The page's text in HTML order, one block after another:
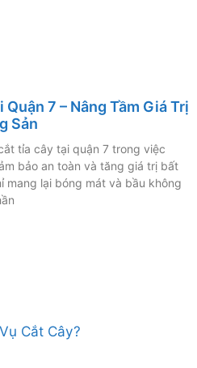
7 – Nâng Tầm Giá Trị
Sản
tỉa cây tại quận 7 trong việc
bảo an toàn và tăng giá trị bất
mang lại bóng mát và bầu không